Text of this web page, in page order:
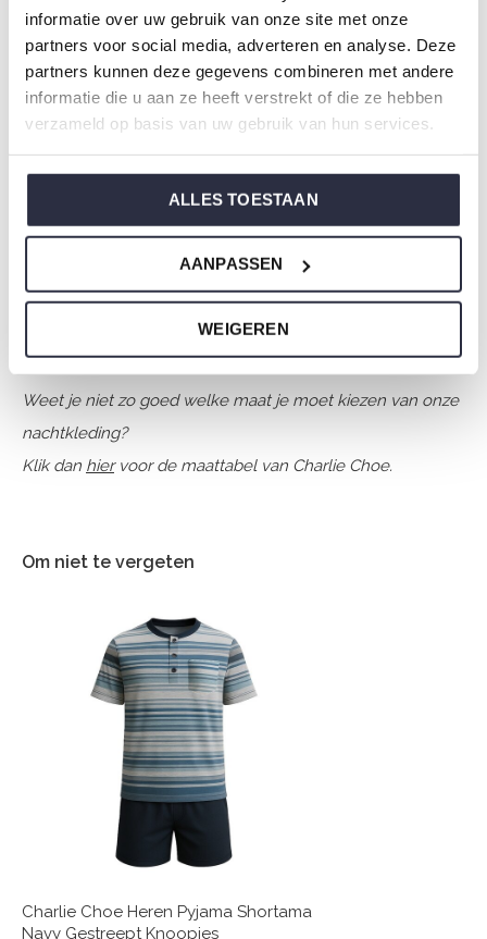
informatie over uw gebruik van onze site met onze
partners voor social media, adverteren en analyse. Deze
partners kunnen deze gegevens combineren met andere
informatie die u aan ze heeft verstrekt of die ze hebben
verzameld op basis van uw gebruik van hun services.
ALLES TOESTAAN
AANPASSEN
WEIGEREN
Seizoen: Spring/Summer 2026
Thema:
Collectie: Heren
Type:
Pyjama's
Kleur: Navy
Samenstelling: 100% Cotton
Artikelnummer: N59193-39
De nachtkleding van Charlie Choe is gemaakt van
heerlijke zachte stoffen en heeft een perfecte pasvorm.
Weet je niet zo goed welke maat je moet kiezen van onze
nachtkleding?
Klik dan hiervoor de maattabel van Charlie Choe.
Om niet te vergeten
Charlie Choe Heren Pyjama Shortama
Navy Gestreept Knoopjes